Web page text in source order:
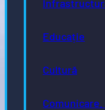
Educație
Cultură